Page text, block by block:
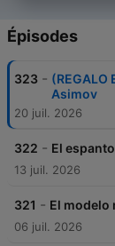
Épisodes
323 - (REGALO
Asimov
20 juil. 2026
322 - El
13 juil. 2026
321 - El modelo
06 juil. 2026